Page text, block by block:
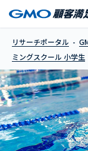
リサーチポータル
ミングスクール 小学生